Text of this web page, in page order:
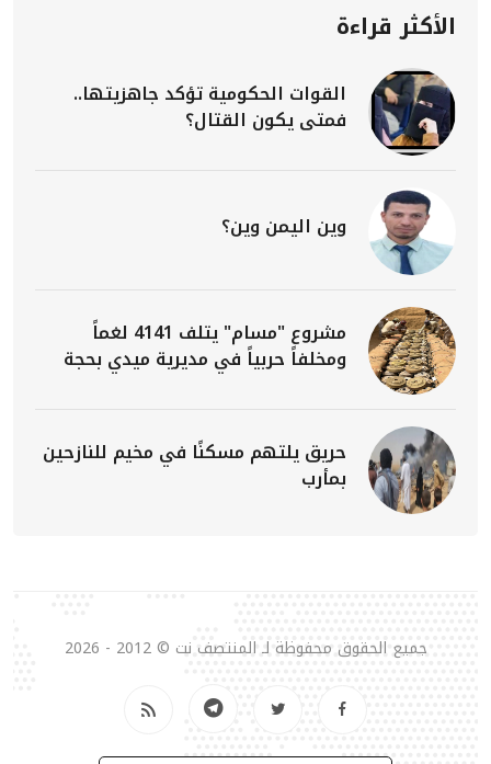
الأكثر قراءة
القوات الحكومية تؤكد جاهزيتها..
فمتى يكون القتال؟
وين اليمن وين؟
مشروع "مسام" يتلف 4141 لغماً
ومخلفاً حربياً في مديرية ميدي بحجة
حريق يلتهم مسكنًا في مخيم للنازحين
بمأرب
جميع الحقوق محفوظة لـ المنتصف نت © 2012 - 2026